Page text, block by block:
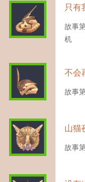
只有
故事
机
不会
故事
山猫
故事